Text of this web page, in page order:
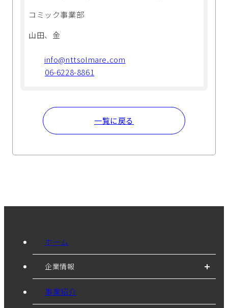
コミック事業部
山田、金
info@nttsolmare.com
06-6228-8861
一覧に戻る
ホーム
企業情報
事業紹介